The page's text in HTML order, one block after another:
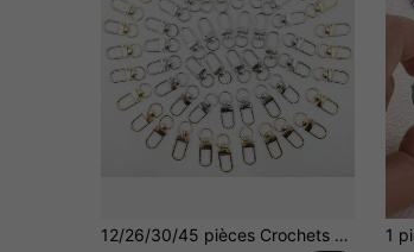
12/26/30/45 pièces Crochets en métal de couleur unie en alliage de zinc avec fermoir mousqueton, convient pour les porte-clés DIY, les sacs à dos, les portefeuilles et les bijoux - pour une connexion sécurisée, accessoires de porte-clés, Surface métallique lisse, Alliage de zinc durable, les porte-clés avec fermoir mousqueton allient praticité et décoration, souvent utilisés comme petits articles quotidiens, peuvent également être offerts comme petits cadeaux